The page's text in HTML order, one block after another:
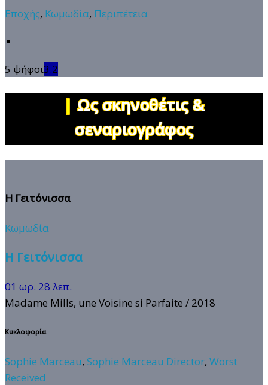
Εποχής, Κωμωδία, Περιπέτεια
5 ψήφοι3.2
| Ως σκηνοθέτις &
σεναριογράφος
Η Γειτόνισσα
Κωμωδία
Η Γειτόνισσα
01 ωρ. 28 λεπ.
Madame Mills, une Voisine si Parfaite / 2018
Κυκλοφορία
Sophie Marceau, Sophie Marceau Director, Worst
Received